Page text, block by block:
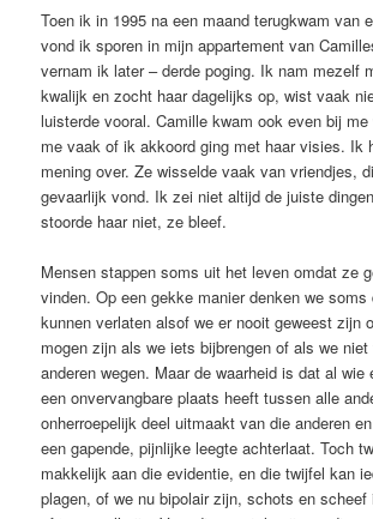
Toen ik in 1995 na een maand terugkwam van
vond ik sporen in mijn appartement van
vernam ik later – derde poging. Ik nam mezelf
kwalijk en zocht haar dagelijks op, wist vaak
luisterde vooral. Camille kwam ook even bij
me vaak of ik akkoord ging met haar visies. Ik
mening over. Ze wisselde vaak van vriendjes,
gevaarlijk vond. Ik zei niet altijd de juiste
stoorde haar niet, ze bleef.
Mensen stappen soms uit het leven omdat ze
vinden. Op een gekke manier denken we
kunnen verlaten alsof we er nooit geweest zijn
mogen zijn als we iets bijbrengen of als we
anderen wegen. Maar de waarheid is dat al wie
een onvervangbare plaats heeft tussen alle
onherroepelijk deel uitmaakt van die anderen
een gapende, pijnlijke leegte achterlaat. Toch
makkelijk aan die evidentie, en die twijfel kan
plagen, of we nu bipolair zijn, schots en